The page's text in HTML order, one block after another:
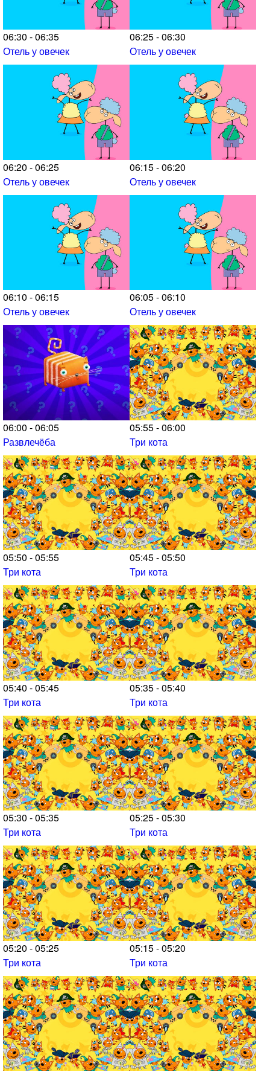
06:30 - 06:35
Отель у овечек
06:25 - 06:30
Отель у овечек
06:20 - 06:25
Отель у овечек
06:15 - 06:20
Отель у овечек
06:10 - 06:15
Отель у овечек
06:05 - 06:10
Отель у овечек
06:00 - 06:05
Развлечёба
05:55 - 06:00
Три кота
05:50 - 05:55
Три кота
05:45 - 05:50
Три кота
05:40 - 05:45
Три кота
05:35 - 05:40
Три кота
05:30 - 05:35
Три кота
05:25 - 05:30
Три кота
05:20 - 05:25
Три кота
05:15 - 05:20
Три кота